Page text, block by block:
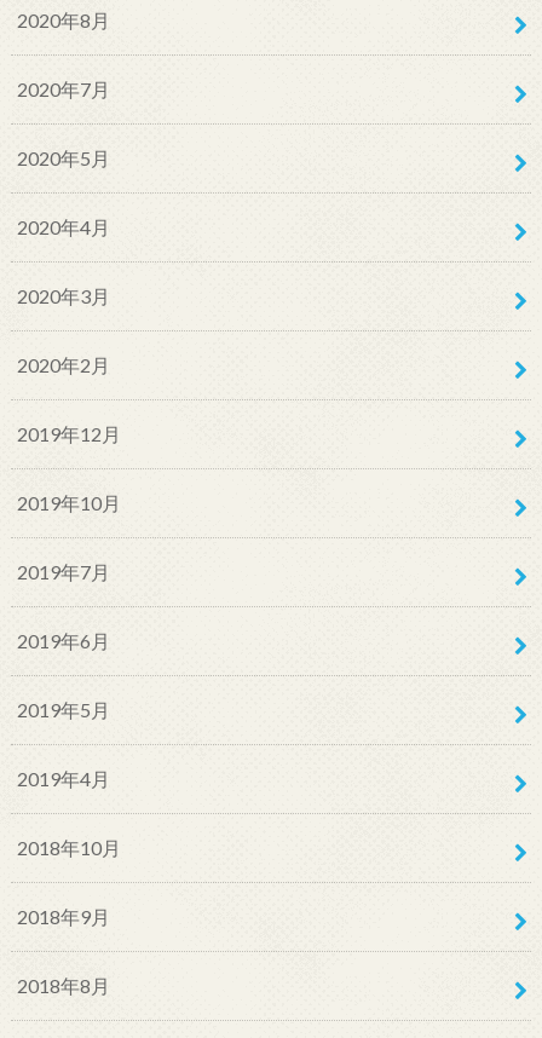
2020年8月
2020年7月
2020年5月
2020年4月
2020年3月
2020年2月
2019年12月
2019年10月
2019年7月
2019年6月
2019年5月
2019年4月
2018年10月
2018年9月
2018年8月